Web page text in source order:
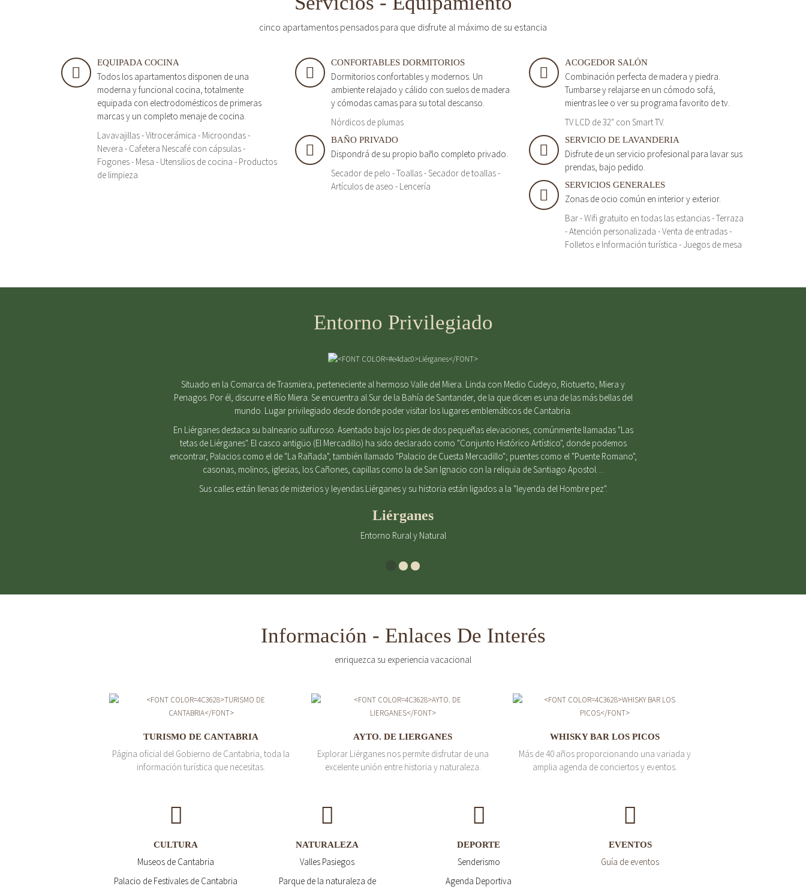
cinco apartamentos pensados para que disfrute al máximo de su estancia
EQUIPADA COCINA
Todos los apartamentos disponen de una
moderna y funcional cocina, totalmente
equipada con electrodomésticos de primeras
marcas y un completo menaje de cocina.
Lavavajillas - Vitrocerámica - Microondas -
Nevera - Cafetera Nescafé con cápsulas -
Fogones - Mesa - Utensilios de cocina - Productos
de limpieza
CONFORTABLES DORMITORIOS
Dormitorios confortables y modernos. Un
ambiente relajado y cálido con suelos de madera
y cómodas camas para su total descanso.
Nórdicos de plumas
ACOGEDOR SALÓN
Combinación perfecta de madera y piedra.
Tumbarse y relajarse en un cómodo sofá,
mientras lee o ver su programa favorito de tv.
TV LCD de 32" con Smart TV.
BAÑO PRIVADO
Dispondrá de su propio baño completo privado.
Secador de pelo - Toallas - Secador de toallas -
Artículos de aseo - Lencería
SERVICIO DE LAVANDERIA
Disfrute de un servicio profesional para lavar sus
prendas, bajo pedido.
SERVICIOS GENERALES
Zonas de ocio común en interior y exterior.
Bar - Wifi gratuito en todas las estancias - Terraza
- Atención personalizada - Venta de entradas -
Folletos e Información turística - Juegos de mesa
Entorno Privilegiado
Situado en la Comarca de Trasmiera, perteneciente al hermoso Valle del Miera. Linda con Medio Cudeyo, Riotuerto, Miera y
Penagos. Por él, discurre el Río Miera. Se encuentra al Sur de la Bahía de Santander, de la que dicen es una de las más bellas del
mundo. Lugar privilegiado desde donde poder visitar los lugares emblemáticos de Cantabria.
En Liérganes destaca su balneario sulfuroso. Asentado bajo los pies de dos pequeñas elevaciones, comúnmente llamadas "Las
tetas de Liérganes". El casco antigüo (El Mercadillo) ha sido declarado como "Conjunto Histórico Artístico", donde podemos
encontrar, Palacios como el de "La Rañada", también llamado "Palacio de Cuesta Mercadillo"; puentes como el "Puente Romano",
casonas, molinos, iglesias, los Cañones, capillas como la de San Ignacio con la reliquia de Santiago Apostol…
Sus calles están llenas de misterios y leyendas.Liérganes y su historia están ligados a la "leyenda del Hombre pez".
Liérganes
Entorno Rural y Natural
Información - Enlaces De Interés
enriquezca su experiencia vacacional
TURISMO DE CANTABRIA
Página oficial del Gobierno de Cantabria, toda la
información turística que necesitas.
AYTO. DE LIERGANES
Explorar Liérganes nos permite disfrutar de una
excelente unión entre historia y naturaleza.
WHISKY BAR LOS PICOS
Más de 40 años proporcionando una variada y
amplia agenda de conciertos y eventos.
CULTURA
Museos de Cantabria
Palacio de Festivales de Cantabria
NATURALEZA
Valles Pasiegos
Parque de la naturaleza de
DEPORTE
Senderismo
Agenda Deportiva
EVENTOS
Guía de eventos